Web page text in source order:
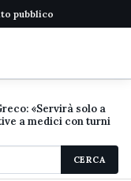
pubblico
«Servirà solo a
a medici con turni
CERCA